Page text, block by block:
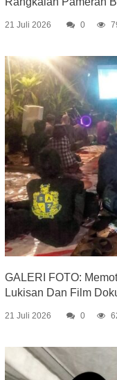
21 Juli 2026 0
GALERI FOTO:
Lukisan Dan Film
21 Juli 2026 0